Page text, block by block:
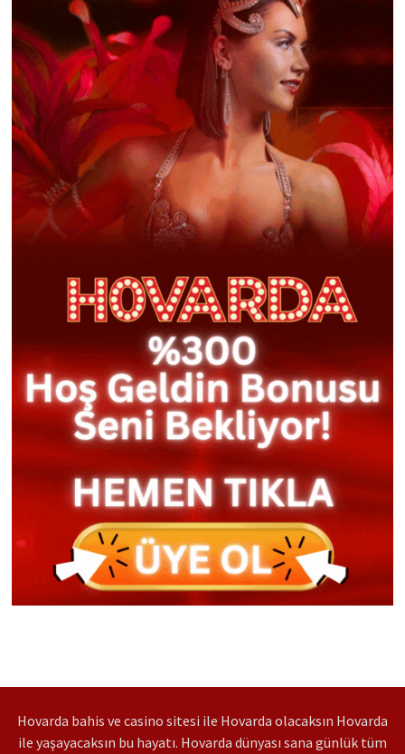
Hovarda bahis ve casino sitesi ile Hovarda olacaksın Hovarda
ile yaşayacaksın bu hayatı. Hovarda dünyası sana günlük tüm